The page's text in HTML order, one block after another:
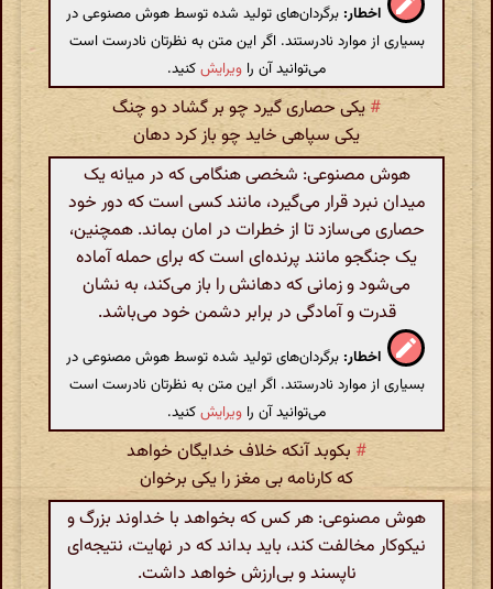
اخطار: برگردان‌های تولید شده توسط هوش مصنوعی در
بسیاری از موارد نادرستند. اگر این متن به نظرتان نادرست است
می‌توانید آن را ویرایشکنید.
#یکی حصاری گیرد چو بر گشاد دو چنگ
یکی سپاهی خاید چو باز کرد دهان
هوش مصنوعی: شخصی هنگامی که در میانه یک
میدان نبرد قرار می‌گیرد، مانند کسی است که دور خود
حصاری می‌سازد تا از خطرات در امان بماند. همچنین،
یک جنگجو مانند پرنده‌ای است که برای حمله آماده
می‌شود و زمانی که دهانش را باز می‌کند، به نشان
قدرت و آمادگی در برابر دشمن خود می‌باشد.
اخطار: برگردان‌های تولید شده توسط هوش مصنوعی در
بسیاری از موارد نادرستند. اگر این متن به نظرتان نادرست است
می‌توانید آن را ویرایشکنید.
# بکوبد آنکه خلاف خدایگان خواهد
که کارنامه بی مغز را یکی برخوان
هوش مصنوعی: هر کس که بخواهد با خداوند بزرگ و
نیکوکار مخالفت کند، باید بداند که در نهایت، نتیجه‌ای
ناپسند و بی‌ارزش خواهد داشت.